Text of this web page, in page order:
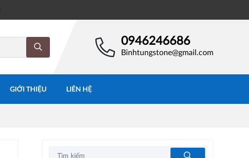
0946246686
Binhtungstone@gmail.com
GIỚI THIỆU LIÊN HỆ